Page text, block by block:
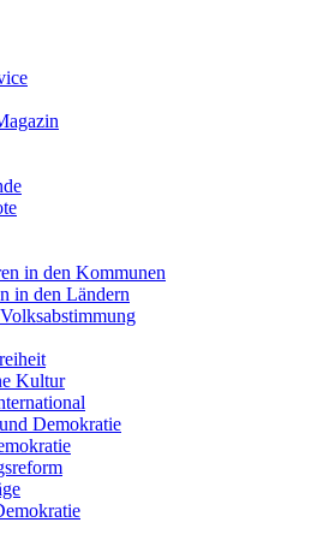
in den Kommunen
in den Ländern
Kultur
Demokratie